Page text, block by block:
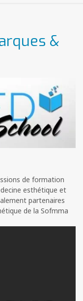
&
de formation
esthétique et
partenaires
de la Sofmma